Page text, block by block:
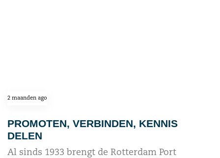
2 maanden ago
PROMOTEN, VERBINDEN, KENNIS
DELEN
Al sinds 1933 brengt de Rotterdam Port